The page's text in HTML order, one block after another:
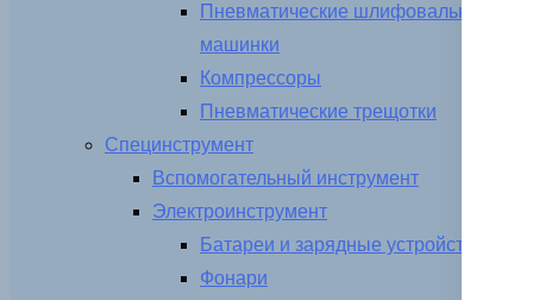
Пневматические шлифовальные
машинки
Компрессоры
Пневматические трещотки
Специнструмент
Вспомогательный инструмент
Электроинструмент
Батареи и зарядные устройства
Фонари